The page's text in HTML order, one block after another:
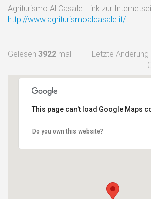
Agriturismo Al Casale: Link zur
http://www.agriturismoalcasale.it/
Gelesen 3922 mal
Letzte
This page can't load Google Maps
Do you own this website?